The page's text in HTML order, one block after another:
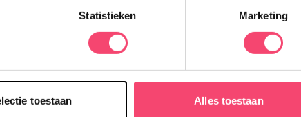
Statistieken Marketing
toestaan Alles toestaan
Belevingsroute in de natuur
Rondom Fort Pannerden kun je een
leuke belevingsroute wandelen. Mét
Lees meer
Camping
Lekker
Bij Camping
Lees meer